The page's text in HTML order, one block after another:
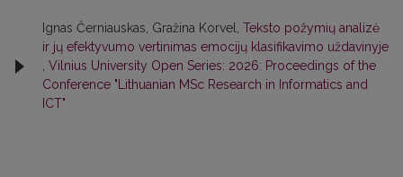
Ignas Černiauskas, Gražina Korvel, Teksto požymių analizė
ir jų efektyvumo vertinimas emocijų klasifikavimo uždavinyje
Vilnius University Open Series: 2026: Proceedings of the
Conference "Lithuanian MSc Research in Informatics and
ICT"